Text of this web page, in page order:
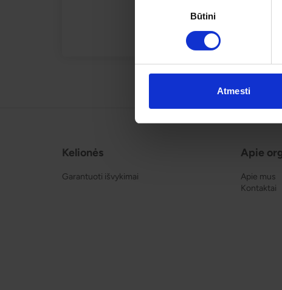
Būtini
Atmesti
Kelionės
Garantuoti išvykimai
Apie
Apie mus
Kontaktai